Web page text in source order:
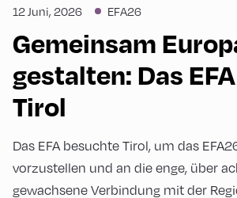
12 Juni, 2026 EFA26
Gemeinsam
gestalten: Das
Tirol
Das EFA besuchte Tirol, um das
vorzustellen und an die enge, über
gewachsene Verbindung mit der